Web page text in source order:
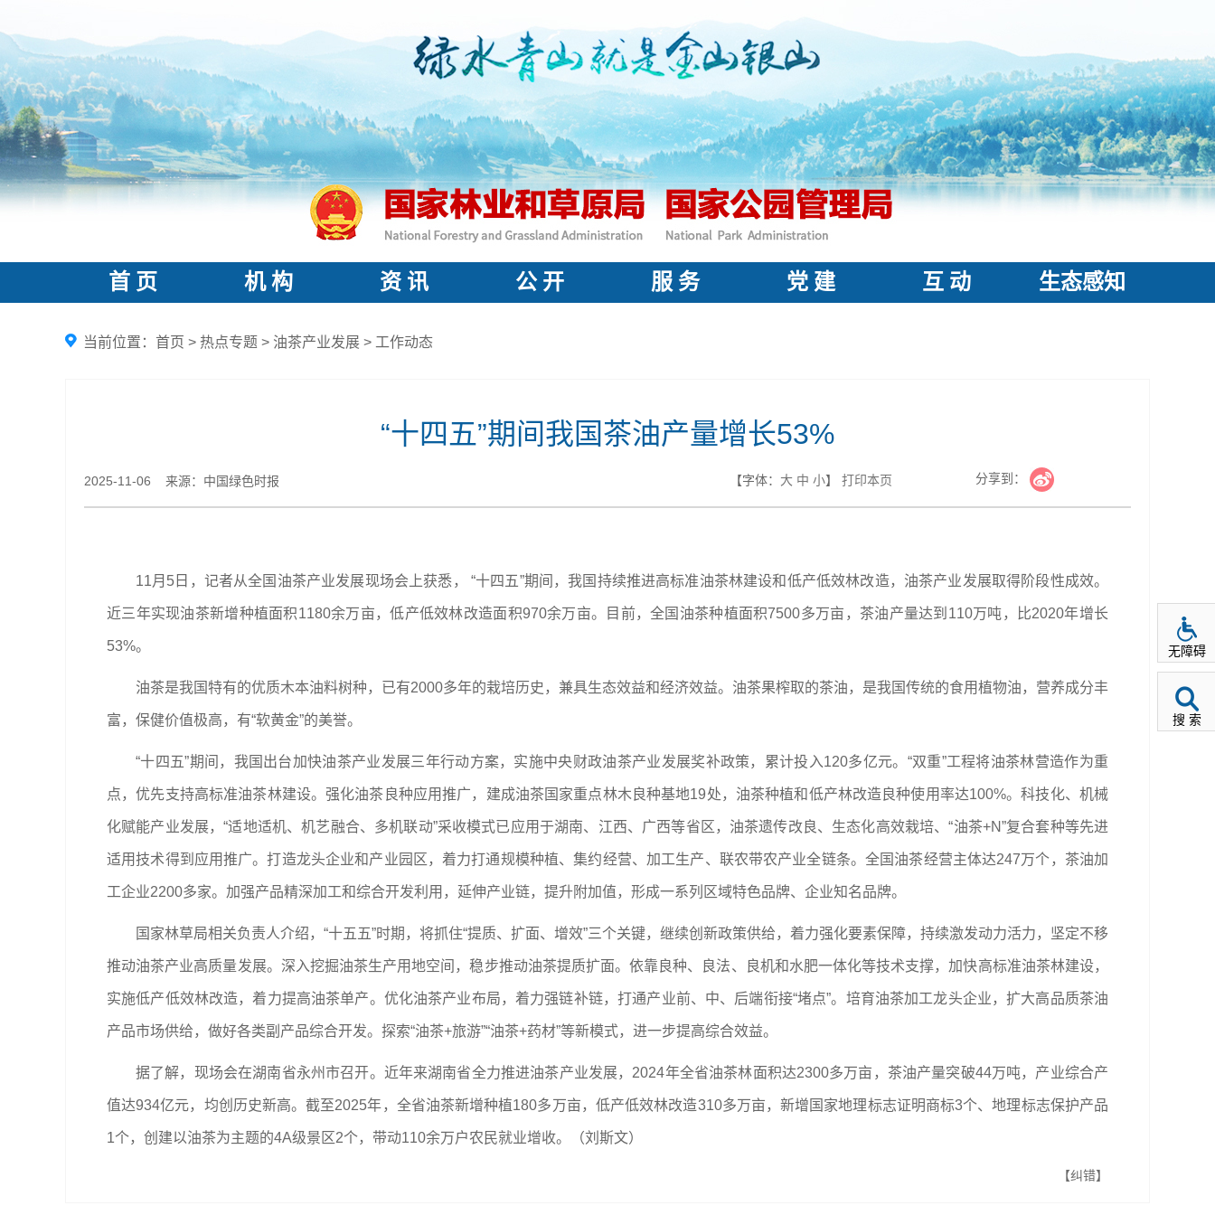
首 页 机 构 资 讯 公 开 服 务 党 建 互 动 生态感知
当前位置： 首页 > 热点专题 > 油茶产业发展 > 工作动态
“十四五”期间我国茶油产量增长53%
2025-11-06 来源：中国绿色时报 【字体： 大 中 小】 打印本页 分享到：
11月5日，记者从全国油茶产业发展现场会上获悉， “十四五”期间，我国持续推进高标准油茶林建设和低产低效林改造，油茶产业发展取得阶段性成效。
近三年实现油茶新增种植面积1180余万亩，低产低效林改造面积970余万亩。目前，全国油茶种植面积7500多万亩，茶油产量达到110万吨，比2020年增长
53%。
油茶是我国特有的优质木本油料树种，已有2000多年的栽培历史，兼具生态效益和经济效益。油茶果榨取的茶油，是我国传统的食用植物油，营养成分丰
富，保健价值极高，有“软黄金”的美誉。
“十四五”期间，我国出台加快油茶产业发展三年行动方案，实施中央财政油茶产业发展奖补政策，累计投入120多亿元。“双重”工程将油茶林营造作为重
点，优先支持高标准油茶林建设。强化油茶良种应用推广，建成油茶国家重点林木良种基地19处，油茶种植和低产林改造良种使用率达100%。科技化、机械
化赋能产业发展，“适地适机、机艺融合、多机联动”采收模式已应用于湖南、江西、广西等省区，油茶遗传改良、生态化高效栽培、“油茶+N”复合套种等先进
适用技术得到应用推广。打造龙头企业和产业园区，着力打通规模种植、集约经营、加工生产、联农带农产业全链条。全国油茶经营主体达247万个，茶油加
工企业2200多家。加强产品精深加工和综合开发利用，延伸产业链，提升附加值，形成一系列区域特色品牌、企业知名品牌。
国家林草局相关负责人介绍，“十五五”时期，将抓住“提质、扩面、增效”三个关键，继续创新政策供给，着力强化要素保障，持续激发动力活力，坚定不移
推动油茶产业高质量发展。深入挖掘油茶生产用地空间，稳步推动油茶提质扩面。依靠良种、良法、良机和水肥一体化等技术支撑，加快高标准油茶林建设，
实施低产低效林改造，着力提高油茶单产。优化油茶产业布局，着力强链补链，打通产业前、中、后端衔接“堵点”。培育油茶加工龙头企业，扩大高品质茶油
产品市场供给，做好各类副产品综合开发。探索“油茶+旅游”“油茶+药材”等新模式，进一步提高综合效益。
据了解，现场会在湖南省永州市召开。近年来湖南省全力推进油茶产业发展，2024年全省油茶林面积达2300多万亩，茶油产量突破44万吨，产业综合产
值达934亿元，均创历史新高。截至2025年，全省油茶新增种植180多万亩，低产低效林改造310多万亩，新增国家地理标志证明商标3个、地理标志保护产品
1个，创建以油茶为主题的4A级景区2个，带动110余万户农民就业增收。（刘斯文）
【纠错】
无障碍
搜 索